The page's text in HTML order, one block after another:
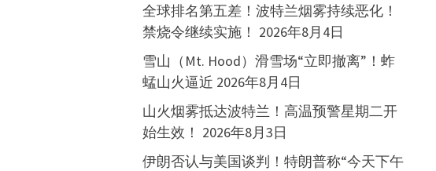
全球排名第五差！波特兰烟雾持续恶化！
禁烧令继续实施！ 2026年8月4日
雪山（Mt. Hood）滑雪场“立即撤离”！蚱
蜢山火逼近 2026年8月4日
山火烟雾抵达波特兰！高温预警星期二开
始生效！ 2026年8月3日
伊朗否认与美国谈判！特朗普称“今天下午